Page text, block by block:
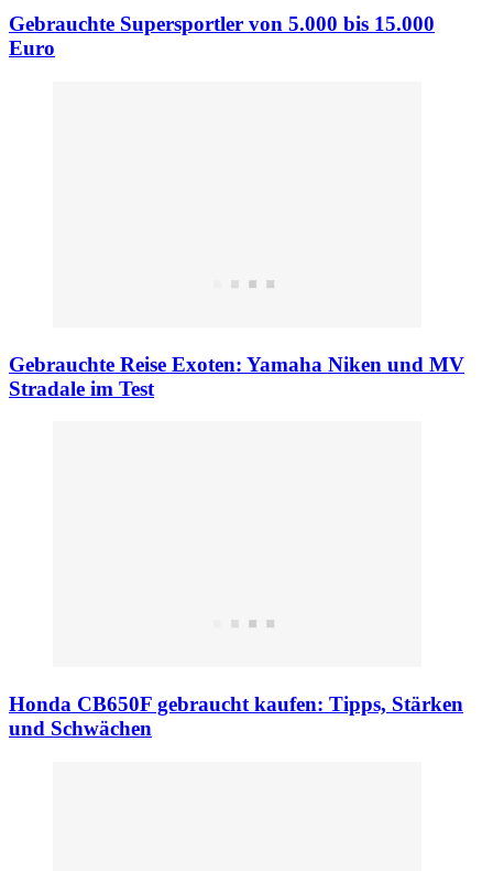
Gebrauchte Supersportler von 5.000 bis 15.000
Euro
Gebrauchte Reise Exoten: Yamaha Niken und MV
Stradale im Test
Honda CB650F gebraucht kaufen: Tipps, Stärken
und Schwächen